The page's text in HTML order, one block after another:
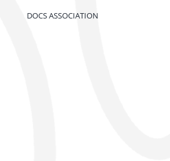
DOCS ASSOCIATION